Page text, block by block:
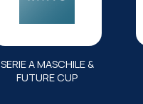
SERIE A MASCHILE &
FUTURE CUP